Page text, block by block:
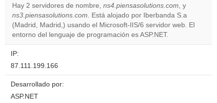
Do you
own this
website?
OK
Hay 2 servidores de nombre, ns4.piensasolutions.com, y
ns3.piensasolutions.com. Está alojado por Iberbanda S.a
(Madrid, Madrid,) usando el Microsoft-IIS/6 servidor web. El
entorno del lenguaje de programación es ASP.NET.
IP:
87.111.199.166
Desarrollado por:
ASP.NET